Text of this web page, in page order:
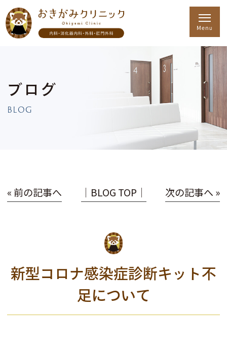
ブログ
BLOG
« 前の記事へ │BLOG TOP│ 次の記事へ »
新型コロナ感染症診断キット不
足について